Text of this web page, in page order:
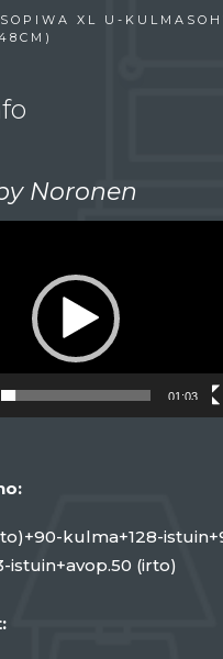
XL U-
Noronen
01:03
kulma+128-
istuin+avop.50 (irto)